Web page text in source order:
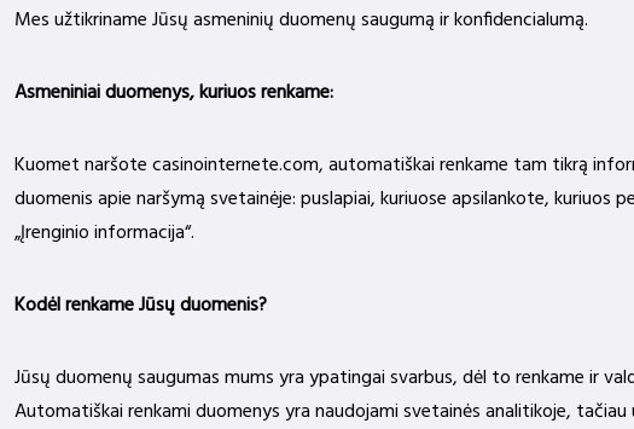
Mes užtikriname Jūsų asmeninių duomenų saugumą ir konfidencialumą.
Asmeniniai duomenys, kuriuos renkame:
Kuomet naršote casinointernete.com, automatiškai renkame tam tikrą
duomenis apie naršymą svetainėje: puslapiai, kuriuose apsilankote,
„Įrenginio informacija“.
Kodėl renkame Jūsų duomenis?
Jūsų duomenų saugumas mums yra ypatingai svarbus, dėl to renkame ir
Automatiškai renkami duomenys yra naudojami svetainės analitikoje,